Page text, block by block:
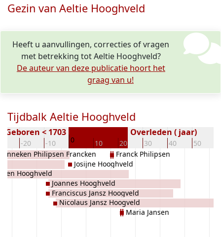
Gezin van Aeltie Hooghveld
Heeft u aanvullingen, correcties of vragen
met betrekking tot Aeltie Hooghveld?
De auteur van deze publicatie hoort het
graag van u!
Tijdbalk Aeltie Hooghveld
-20 -10 0 10 20 30 40 50
Geboren < 1703 Overleden ( jaar)
Hooghveld
Anneken Philipsen Francken
Joannes Hooghveld
Franciscus Jansz Hoogveld
Nicolaus Jansz Hoogveld
Josijne Hooghveld
Franck Philipsen
Maria Jansen